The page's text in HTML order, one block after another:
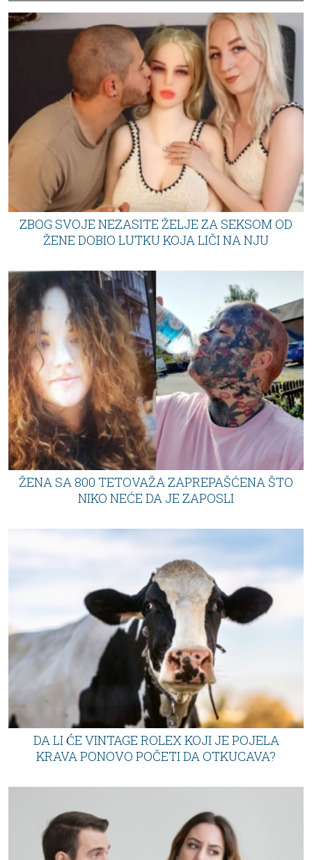
ZBOG SVOJE NEZASITE ŽELJE ZA SEKSOM OD
ŽENE DOBIO LUTKU KOJA LIČI NA NJU
ŽENA SA 800 TETOVAŽA ZAPREPAŠĆENA ŠTO
NIKO NEĆE DA JE ZAPOSLI
DA LI ĆE VINTAGE ROLEX KOJI JE POJELA
KRAVA PONOVO POČETI DA OTKUCAVA?